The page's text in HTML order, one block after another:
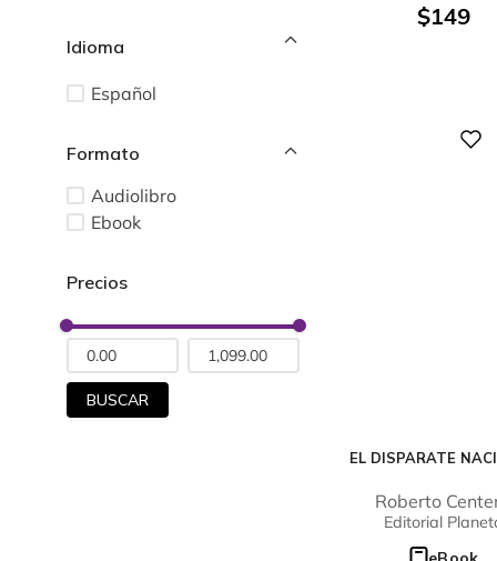
Idioma
Español
Audiolibro
Ebook
BUSCAR
$149
EL DISPARATE
Roberto
Editorial